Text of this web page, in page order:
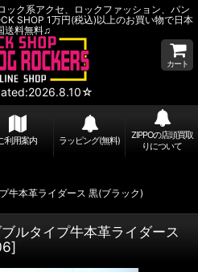
ック系アクセ、ロックファッション、パン
SHOP 1万円(税込)以上のお買い物で日本
送料無料♫
カート
利用案内 ラッピング(無料)
ZIPPOの店頭買取
りについて
牛本革ライダース 黒(ブラック)
ルタイプ牛本革ライダース
]